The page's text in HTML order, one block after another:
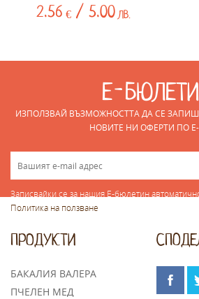
2.56 €/ 5.00ЛВ.
Е-
ИЗПОЛЗВАЙ ВЪЗМОЖНОСТТА ДА СЕ
НОВИТЕ НИ ОФЕРТИ ПО
Записвайки се за нашия Е-бюлетин
Политика на ползване
ПРОДУКТИ
БАКАЛИЯ ВАЛЕРА
ПЧЕЛЕН МЕД